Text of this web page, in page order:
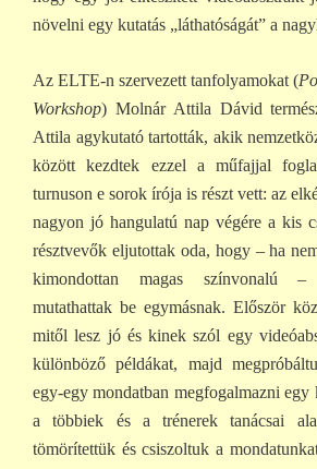
növelni egy kutatás „láthatóságát” a
Az ELTE-n szervezett tanfolyamokat (
Workshop) Molnár Attila Dávid
Attila agykutató tartották, akik
között kezdtek ezzel a műfajjal
turnuson e sorok írója is részt vett: az
nagyon jó hangulatú nap végére a kis
résztvevők eljutottak oda, hogy – ha
kimondottan magas színvonalú –
mutathattak be egymásnak. Először
mitől lesz jó és kinek szól egy
különböző példákat, majd
egy-egy mondatban megfogalmazni egy
a többiek és a trénerek tanácsai
tömörítettük és csiszoltuk a